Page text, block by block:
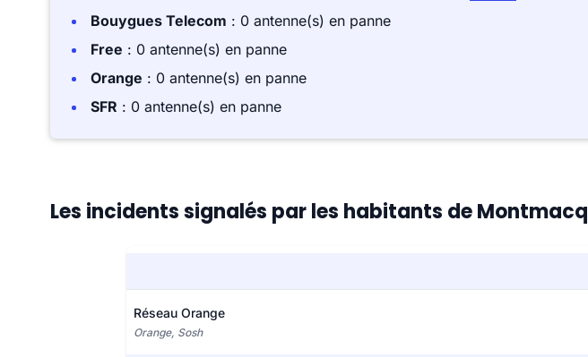
Bouygues Telecom : 0 antenne(s) en panne
Free : 0 antenne(s) en panne
Orange : 0 antenne(s) en panne
SFR : 0 antenne(s) en panne
Les incidents signalés par les habitants de Montmacq
Réseau Orange
Orange, Sosh